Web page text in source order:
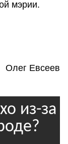
мэрии.
Олег Евсеев